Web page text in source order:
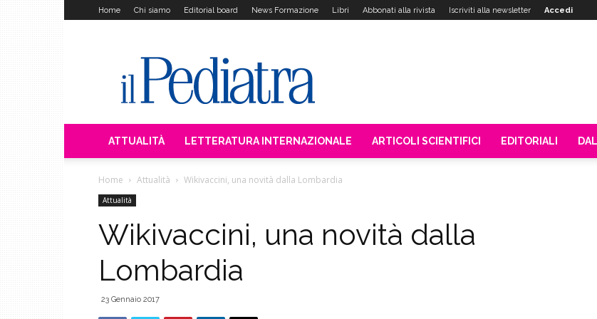
Home Chi siamo Editorial board News Formazione Libri Abbonati alla rivista Iscriviti alla newsletter Accedi
Pediatra
ATTUALITÀ LETTERATURA INTERNAZIONALE ARTICOLI SCIENTIFICI EDITORIALI
Home Attualità Wikivaccini, una novità dalla Lombardia
Attualità
Wikivaccini, una novità dalla
Lombardia
23 Gennaio 2017